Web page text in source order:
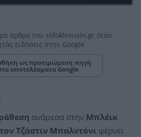
άρθρα του sofokleousin.gr όταν
ειδήσεις στην Google
ως προτιμώμενη πηγή
αποτελέσματα Google
ανάμεσα στην Μπλέικ
Τζάστιν Μπαλντόνι φέρνει